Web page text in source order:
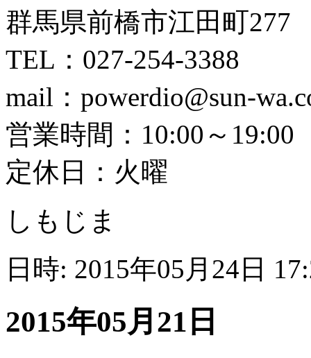
群馬県前橋市江田町277
TEL：027-254-3388
mail：powerdio@sun-
営業時間：10:00～19:00
定休日：火曜
しもじま
日時: 2015年05月24日
2015年05月21日